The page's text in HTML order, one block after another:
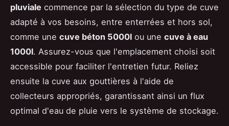
pluviale commence par la sélection du type de cuve
adapté à vos besoins, entre enterrées et hors sol,
comme une cuve béton 5000l ou une cuve à eau
1000l. Assurez-vous que l'emplacement choisi soit
accessible pour faciliter l'entretien futur. Reliez
ensuite la cuve aux gouttières à l'aide de
collecteurs appropriés, garantissant ainsi un flux
optimal d'eau de pluie vers le système de stockage.